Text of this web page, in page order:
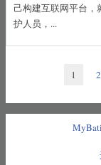
己构建互联网平台，
护人员，...
1 2